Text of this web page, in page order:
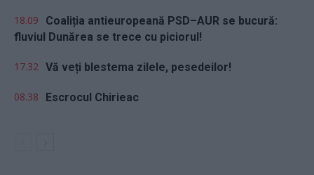
18.09
Coaliția antieuropeană PSD–AUR se bucură:
fluviul Dunărea se trece cu piciorul!
17.32 Vă veți blestema zilele, pesedeilor!
08.38 Escrocul Chirieac